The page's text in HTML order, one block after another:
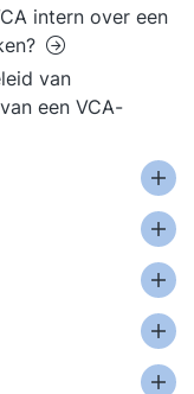
intern over een
van
een VCA-